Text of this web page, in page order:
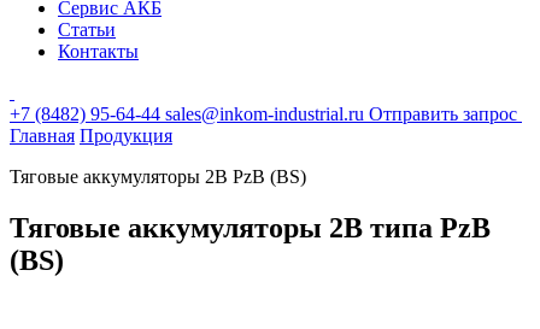
Сервис АКБ
Статьи
Контакты
+7 (8482) 95-64-44 sales@inkom-industrial.ru Отправить запрос
Главная Продукция
Тяговые аккумуляторы 2В PzB (BS)
Тяговые аккумуляторы 2В типа PzB
(BS)